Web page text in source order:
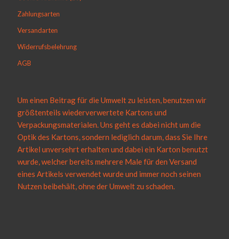
Zahlungsarten
Versandarten
Widerrufsbelehrung
AGB
Um einen Beitrag für die Umwelt zu leisten, benutzen wir
größtenteils wiederverwertete Kartons und
Verpackungsmaterialen. Uns geht es dabei nicht um die
Optik des Kartons, sondern lediglich darum, dass Sie Ihre
Artikel unversehrt erhalten und dabei ein Karton benutzt
wurde, welcher bereits mehrere Male für den Versand
eines Artikels verwendet wurde und immer noch seinen
Nutzen beibehält, ohne der Umwelt zu schaden.